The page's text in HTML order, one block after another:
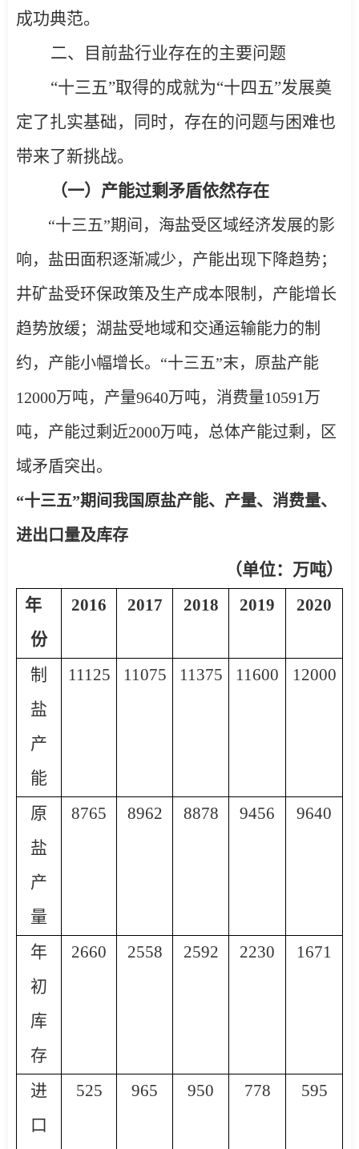
成功典范。
二、目前盐行业存在的主要问题
“十三五”取得的成就为“十四五”发展奠
定了扎实基础，同时，存在的问题与困难也
带来了新挑战。
（一）产能过剩矛盾依然存在
“十三五”期间， 海盐受区域经济发展的影
响，盐田面积逐渐减少，产能出现下降趋势；
井矿盐受环保政策及生产成本限制，产能增长
趋势放缓；湖盐受地域和交通运输能力的制
约，产能小幅增长。“十三五”末，原盐产能
12000万吨，产量9640万吨，消费量10591万
吨，产能过剩近2000万吨，总体产能过剩，区
域矛盾突出。
“十三五”期间我国原盐产能、产量、消费量、
进出口量及库存
（单位：万吨）
年
份
2016 2017 2018 2019 2020
制
盐
产
能
11125 11075 11375 11600 12000
原
盐
产
量
8765 8962 8878 9456 9640
年
初
库
存
2660 2558 2592 2230 1671
进
口
525 965 950 778 595